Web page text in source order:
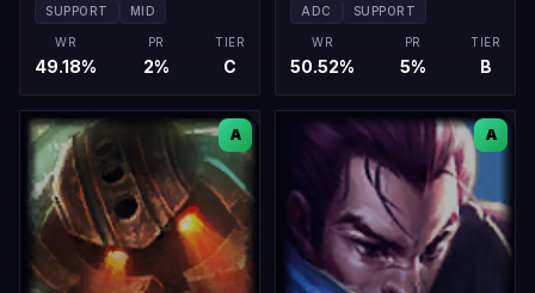
SUPPORT MID
WR
49.18%
PR
2%
TIER
C
ADC SUPPORT
WR
50.52%
PR
5%
TIER
B
A A